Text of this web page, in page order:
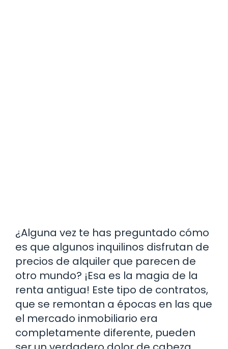
¿Alguna vez te has preguntado cómo
es que algunos inquilinos disfrutan de
precios de alquiler que parecen de
otro mundo? ¡Esa es la magia de la
renta antigua! Este tipo de contratos,
que se remontan a épocas en las que
el mercado inmobiliario era
completamente diferente, pueden